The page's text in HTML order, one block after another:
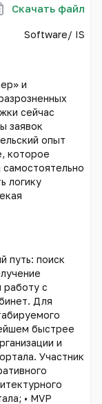
Скачать файл
Software/ IS
и
сейчас
заявок
опыт
которое
самостоятельно
логику
путь: поиск
работу с
Для
быстрее
и
Участник
• MVP